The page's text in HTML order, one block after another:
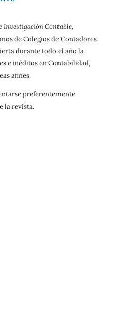
Investigación Contable,
de Colegios de Contadores
durante todo el año la
e inéditos en Contabilidad,
afines.
preferentemente
la revista.